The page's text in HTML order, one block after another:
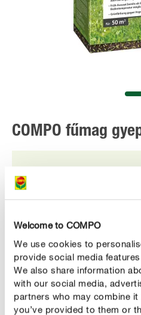
Welcome to COMPO
We use cookies to
provide social media
We also share information
with our social media,
partners who may combine
you’ve provided to them or
COMPO fűmag